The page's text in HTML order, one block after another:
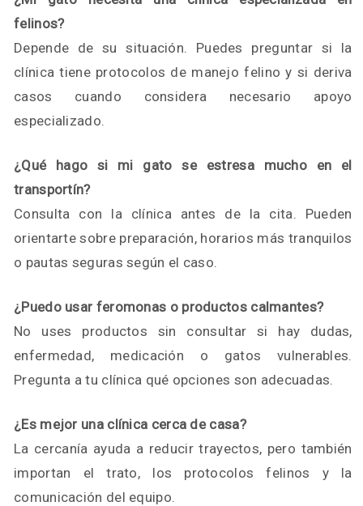
felinos?
Depende de su situación. Puedes preguntar si la
clínica tiene protocolos de manejo felino y si deriva
casos cuando considera necesario apoyo
especializado.
¿Qué hago si mi gato se estresa mucho en el
transportín?
Consulta con la clínica antes de la cita. Pueden
orientarte sobre preparación, horarios más tranquilos
o pautas seguras según el caso.
¿Puedo usar feromonas o productos calmantes?
No uses productos sin consultar si hay dudas,
enfermedad, medicación o gatos vulnerables.
Pregunta a tu clínica qué opciones son adecuadas.
¿Es mejor una clínica cerca de casa?
La cercanía ayuda a reducir trayectos, pero también
importan el trato, los protocolos felinos y la
comunicación del equipo.